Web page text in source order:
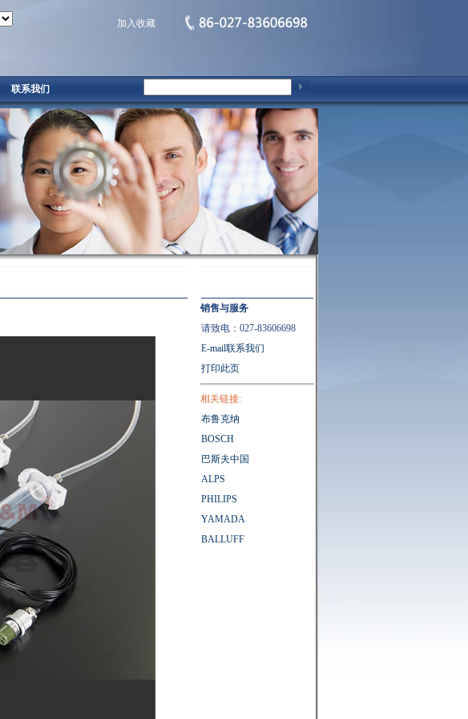
加入收藏
联系我们
销售与服务
请致电：027-83606698
E-mail联系我们
打印此页
相关链接:
布鲁克纳
BOSCH
巴斯夫中国
ALPS
PHILIPS
YAMADA
BALLUFF